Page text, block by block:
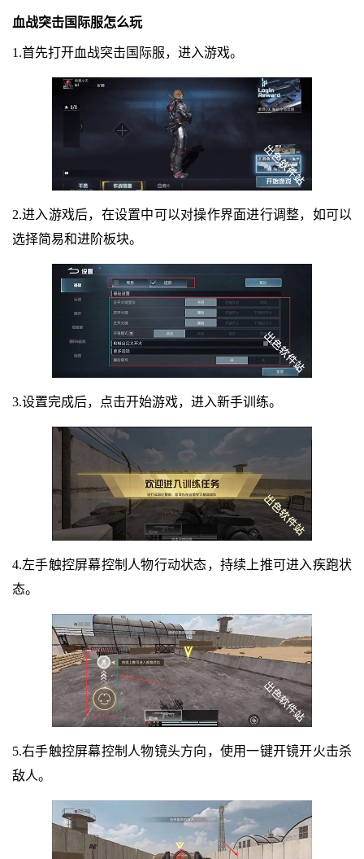
血战突击国际服怎么玩
1.首先打开血战突击国际服，进入游戏。
2.进入游戏后，在设置中可以对操作界面进行调整，如可以
选择简易和进阶板块。
3.设置完成后，点击开始游戏，进入新手训练。
4.左手触控屏幕控制人物行动状态，持续上推可进入疾跑状
态。
5.右手触控屏幕控制人物镜头方向，使用一键开镜开火击杀
敌人。